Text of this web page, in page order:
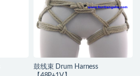
鼓线束 Drum Harness